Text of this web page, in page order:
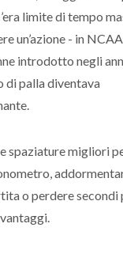
limite di tempo
un’azione - in
introdotto negli
di palla diventava
spaziature migliori
o perdere secondi